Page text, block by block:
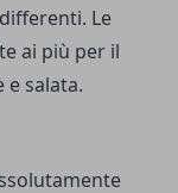
differenti. Le
ai più per il
salata.